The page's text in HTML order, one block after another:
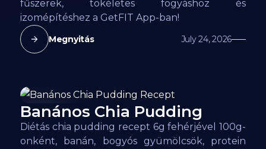
fűszerek, tökéletes fogyáshoz és
izomépítéshez a GetFIT App-ban!
Megnyitás July 24, 2026
80kcal
Banános Chia Pudding
Diétás chia pudding recept 6g fehérjével 100g-
onként, banán, bogyós gyümölcsök, protein